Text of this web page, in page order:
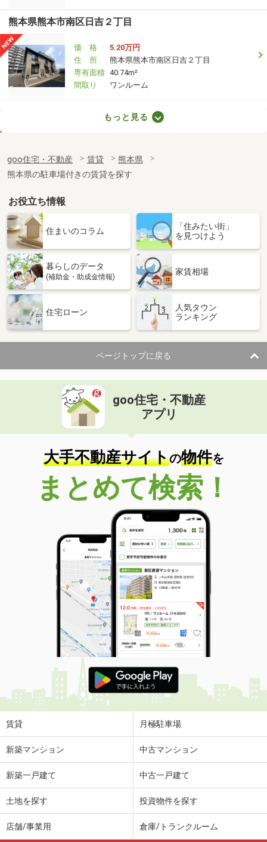
熊本県熊本市南区日吉２丁目
価 格
5.20万円
住 所
熊本県熊本市南区日吉２丁目
専有面積 40.74m²
間取り
ワンルーム
熊本県熊本市中央区国府３丁目
専有面積
54.8m²
間取り
2LDK
熊本県熊本市東区榎町
価 格
5.30万円
熊本県熊本市東区榎町
専有面積 50.03m²
間取り
熊本県熊本市北区楠野町
住 所
熊本県熊本市北区楠野町
専有面積 50.01m²
間取り
1LDK
熊本県熊本市中央区京町２丁目
価 格
住 所
熊本県熊本市中央区京町２丁目
専有面積 40m²
間取り
1LDK
熊本県熊本市西区島崎６丁目
価 格
4.85万円
熊本県熊本市西区島崎６丁目
36.14m²
間取り
1K
熊本県熊本市西区春日３丁目
価 格
13万円
住 所
熊本県熊本市西区春日３丁目
専有面積 54.53m²
間取り
1SLDK
熊本県熊本市南区馬渡２丁目
価 格
4.90万円
住 所
熊本県熊本市南区馬渡２丁目
専有面積
熊本県熊本市中央区九品寺３丁目
6.80万円
熊本県熊本市北区兎谷２丁目
もっと見る
goo住宅・不動産 賃貸
熊本県
熊本県の駐車場付きの賃貸を探す
お役立ち情報
住まいのコラム
「住みたい街」
を見つけよう
暮らしのデータ
(補助金・助成金情報)
家賃相場
住宅ローン
人気タウン
ランキング
ページトップに戻る
goo住宅・不動産
アプリ
大手不動産サイトの物件を
まとめて検索！
賃貸 月極駐車場
新築マンション 中古マンション
新築一戸建て 中古一戸建て
土地を探す 投資物件を探す
店舗/事業用 倉庫/トランクルーム